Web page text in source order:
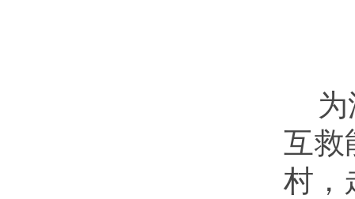
互救
村，